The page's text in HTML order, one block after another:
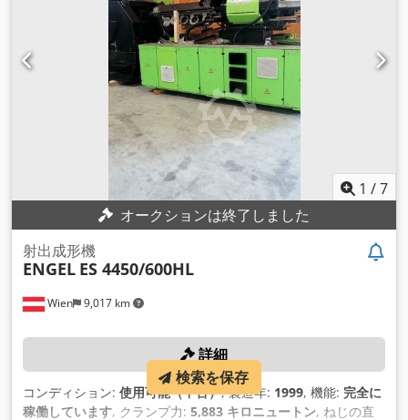
1 /7
オークションは終了しました
Wien 9,017 km
射出成形機
ENGEL ES 4450/600HL
詳細
コンディション: 使用可能（中古）, 製造年: 1999, 機能: 完全に
稼働しています, クランプ力: 5,883 キロニュートン, ねじの直
検索を保存